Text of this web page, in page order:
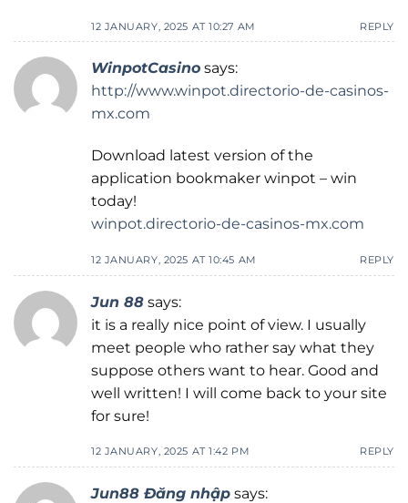
12 JANUARY, 2025 AT 10:27 AM REPLY
WinpotCasino says:
http://www.winpot.directorio-de-casinos-
mx.com
Download latest version of the
application bookmaker winpot – win
today!
winpot.directorio-de-casinos-mx.com
12 JANUARY, 2025 AT 10:45 AM REPLY
Jun 88 says:
it is a really nice point of view. I usually
meet people who rather say what they
suppose others want to hear. Good and
well written! I will come back to your site
for sure!
12 JANUARY, 2025 AT 1:42 PM REPLY
Jun88 Đăng nhập says: